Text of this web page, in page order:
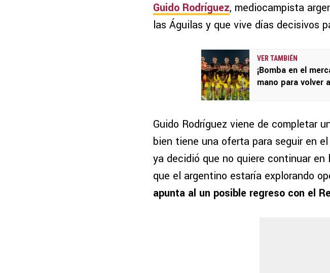
Guido Rodríguez, mediocampista
las Águilas y que vive días decisivos
VER TAMBIÉN
¡Bomba en el
mano para volver
Guido Rodríguez viene de completar
bien tiene una oferta para seguir en
ya decidió que no quiere continuar
que el argentino estaría explorando
apunta al un posible regreso con el